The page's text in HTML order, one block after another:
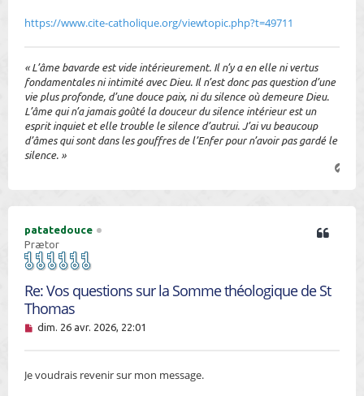
https://www.cite-catholique.org/viewtopic.php?t=49711
« L’âme bavarde est vide intérieurement. Il n’y a en elle ni vertus
fondamentales ni intimité avec Dieu. Il n’est donc pas question d’une
vie plus profonde, d’une douce paix, ni du silence où demeure Dieu.
L’âme qui n’a jamais goûté la douceur du silence intérieur est un
esprit inquiet et elle trouble le silence d’autrui. J’ai vu beaucoup
d’âmes qui sont dans les gouffres de l’Enfer pour n’avoir pas gardé le
silence. »
patatedouce
Prætor
Re: Vos questions sur la Somme théologique de St
Thomas
M
a
dim. 26 avr. 2026, 22:01
Je voudrais revenir sur mon message.